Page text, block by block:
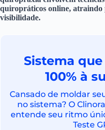
quiropráticos online, atraindo
visibilidade.
Sistema
100% à
Cansado de moldar
no sistema? O
entende seu ritmo
Teste